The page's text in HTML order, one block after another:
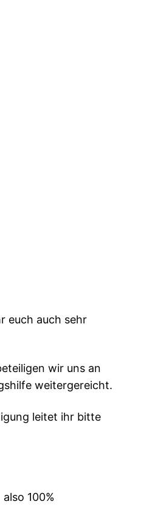
euch auch sehr
wir uns an
weitergereicht.
leitet ihr bitte
100%